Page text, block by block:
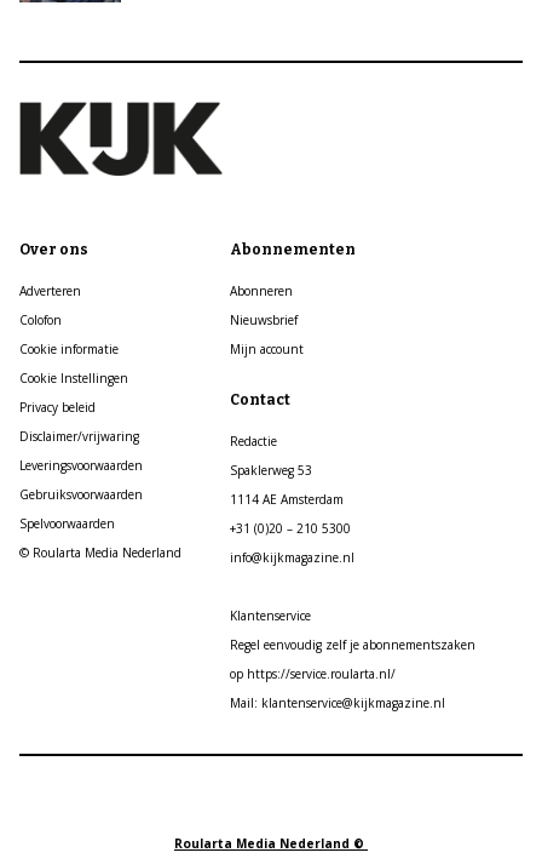
Over ons
Adverteren
Colofon
Cookie informatie
Cookie Instellingen
Privacy beleid
Disclaimer/vrijwaring
Leveringsvoorwaarden
Gebruiksvoorwaarden
Spelvoorwaarden
© Roularta Media Nederland
Abonnementen
Abonneren
Nieuwsbrief
Mijn account
Contact
Redactie
Spaklerweg 53
1114 AE Amsterdam
+31 (0)20 – 210 5300
info@kijkmagazine.nl
Klantenservice
Regel eenvoudig zelf je abonnementszaken
op https://service.roularta.nl/
Mail: klantenservice@kijkmagazine.nl
Roularta Media Nederland ©